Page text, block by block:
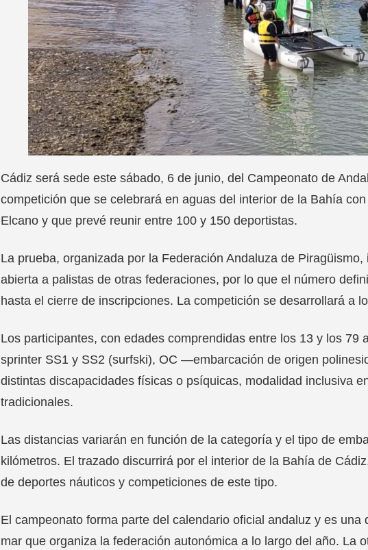
Cádiz será sede este sábado, 6 de junio, del Campeonato de
competición que se celebrará en aguas del interior de la Bahía
Elcano y que prevé reunir entre 100 y 150 deportistas.
La prueba, organizada por la Federación Andaluza de
abierta a palistas de otras federaciones, por lo que el número
hasta el cierre de inscripciones. La competición se desarrollará a
Los participantes, con edades comprendidas entre los 13 y los 79
sprinter SS1 y SS2 (surfski), OC —embarcación de origen
distintas discapacidades físicas o psíquicas, modalidad inclusiva
tradicionales.
Las distancias variarán en función de la categoría y el tipo de
kilómetros. El trazado discurrirá por el interior de la Bahía de
de deportes náuticos y competiciones de este tipo.
El campeonato forma parte del calendario oficial andaluz y es
mar que organiza la federación autonómica a lo largo del año. La